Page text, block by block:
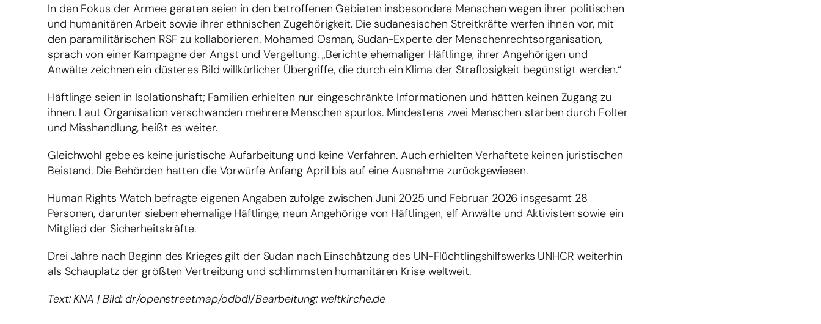
In den Fokus der Armee geraten seien in den betroffenen Gebieten insbesondere Menschen wegen ihrer politischen
und humanitären Arbeit sowie ihrer ethnischen Zugehörigkeit. Die sudanesischen Streitkräfte werfen ihnen vor, mit
den paramilitärischen RSF zu kollaborieren. Mohamed Osman, Sudan-Experte der Menschenrechtsorganisation,
sprach von einer Kampagne der Angst und Vergeltung. „Berichte ehemaliger Häftlinge, ihrer Angehörigen und
Anwälte zeichnen ein düsteres Bild willkürlicher Übergriffe, die durch ein Klima der Straflosigkeit begünstigt werden.“
Häftlinge seien in Isolationshaft; Familien erhielten nur eingeschränkte Informationen und hätten keinen Zugang zu
ihnen. Laut Organisation verschwanden mehrere Menschen spurlos. Mindestens zwei Menschen starben durch Folter
und Misshandlung, heißt es weiter.
Gleichwohl gebe es keine juristische Aufarbeitung und keine Verfahren. Auch erhielten Verhaftete keinen juristischen
Beistand. Die Behörden hatten die Vorwürfe Anfang April bis auf eine Ausnahme zurückgewiesen.
Human Rights Watch befragte eigenen Angaben zufolge zwischen Juni 2025 und Februar 2026 insgesamt 28
Personen, darunter sieben ehemalige Häftlinge, neun Angehörige von Häftlingen, elf Anwälte und Aktivisten sowie ein
Mitglied der Sicherheitskräfte.
Drei Jahre nach Beginn des Krieges gilt der Sudan nach Einschätzung des UN-Flüchtlingshilfswerks UNHCR weiterhin
als Schauplatz der größten Vertreibung und schlimmsten humanitären Krise weltweit.
Text: KNA | Bild: dr/openstreetmap/odbdl/Bearbeitung: weltkirche.de